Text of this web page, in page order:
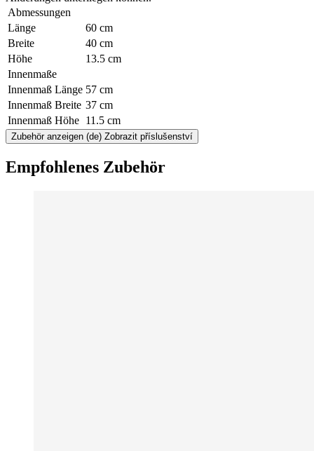
Abmessungen
Länge
60 cm
Breite
40 cm
Höhe
13.5 cm
Innenmaße
Innenmaß Länge 57 cm
Innenmaß Breite 37 cm
Innenmaß Höhe 11.5 cm
Zubehör anzeigen (de) Zobrazit příslušenství
Empfohlenes Zubehör